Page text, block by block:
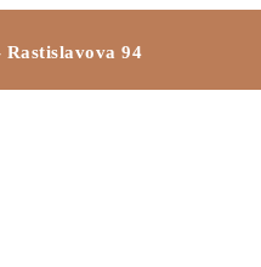
Rastislavova 94